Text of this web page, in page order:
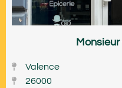
Valence
26000